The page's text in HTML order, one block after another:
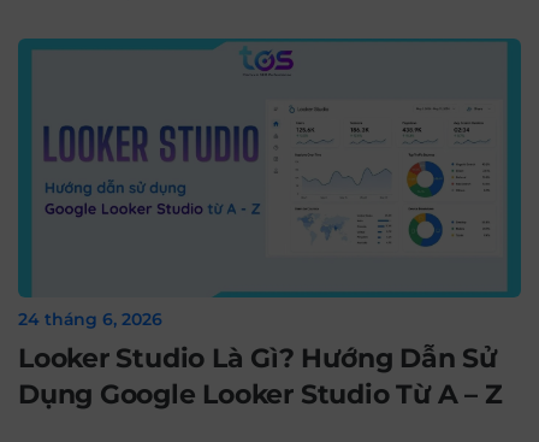
24 tháng 6, 2026
Looker Studio Là Gì? Hướng Dẫn Sử
Dụng Google Looker Studio Từ A – Z